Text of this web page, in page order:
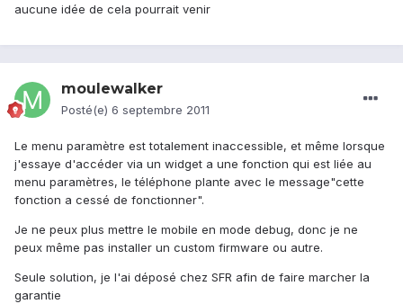
aucune idée de cela pourrait venir
moulewalker
Posté(e) 6 septembre 2011
Le menu paramètre est totalement inaccessible, et même lorsque
j'essaye d'accéder via un widget a une fonction qui est liée au
menu paramètres, le téléphone plante avec le message"cette
fonction a cessé de fonctionner".
Je ne peux plus mettre le mobile en mode debug, donc je ne
peux même pas installer un custom firmware ou autre.
Seule solution, je l'ai déposé chez SFR afin de faire marcher la
garantie